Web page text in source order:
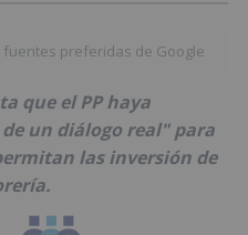
fuentes preferidas de Google
que el PP haya
un diálogo real" para
las inversión de